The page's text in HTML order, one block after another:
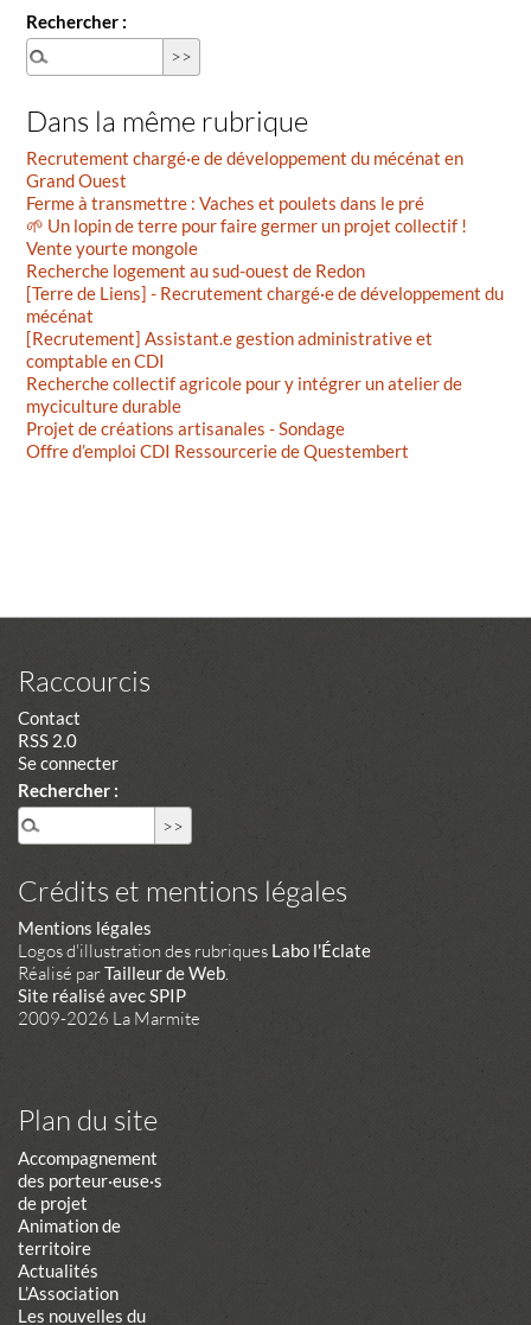
Rechercher :
Dans la même rubrique
Recrutement chargé·e de développement du mécénat en
Grand Ouest
Ferme à transmettre : Vaches et poulets dans le pré
🌱 Un lopin de terre pour faire germer un projet collectif !
Vente yourte mongole
Recherche logement au sud-ouest de Redon
[Terre de Liens] - Recrutement chargé·e de développement du
mécénat
[Recrutement] Assistant.e gestion administrative et
comptable en CDI
Recherche collectif agricole pour y intégrer un atelier de
myciculture durable
Projet de créations artisanales - Sondage
Offre d’emploi CDI Ressourcerie de Questembert
Raccourcis
Contact
RSS 2.0
Se connecter
Rechercher :
Crédits et mentions légales
Mentions légales
Logos d'illustration des rubriques Labo l'Éclate
Réalisé parTailleur de Web.
Site réalisé avec SPIP
2009-2026 La Marmite
Plan du site
Accompagnement
des porteur·euse·s
de projet
Animation de
territoire
Actualités
L’Association
Les nouvelles du